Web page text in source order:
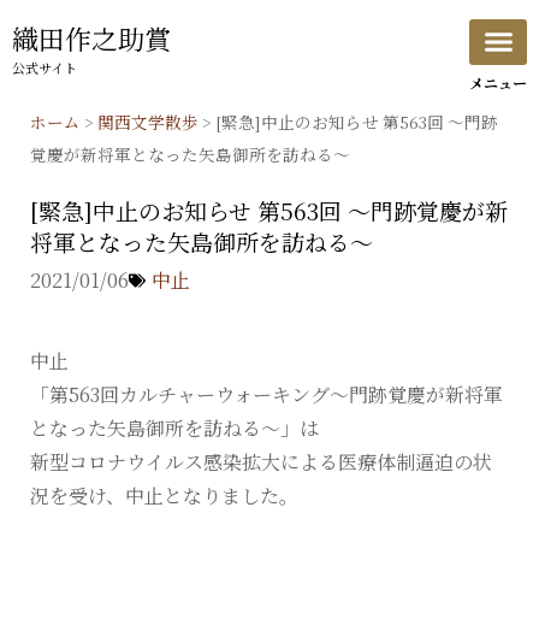
容
を
織田作之助賞
公式サイト
ホーム > 関西文学散歩 > [緊急]中止のお知らせ 第563回 ～門跡
覚慶が新将軍となった矢島御所を訪ねる～
[緊急]中止のお知らせ 第563回 ～門跡覚慶が新
将軍となった矢島御所を訪ねる～
2021/01/06 中止
中止
「第563回カルチャーウォーキング～門跡覚慶が新将軍
となった矢島御所を訪ねる～」は
新型コロナウイルス感染拡大による医療体制逼迫の状
況を受け、中止となりました。